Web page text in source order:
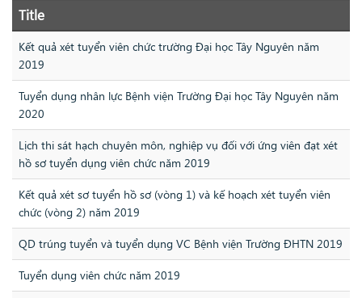
Title
Kết quả xét tuyển viên chức trường Đại học Tây Nguyên năm
2019
Tuyển dụng nhân lực Bệnh viện Trường Đại học Tây Nguyên năm
2020
Lịch thi sát hạch chuyên môn, nghiệp vụ đối với ứng viên đạt xét
hồ sơ tuyển dụng viên chức năm 2019
Kết quả xét sơ tuyển hồ sơ (vòng 1) và kế hoạch xét tuyển viên
chức (vòng 2) năm 2019
QD trúng tuyển và tuyển dụng VC Bệnh viện Trường ĐHTN 2019
Tuyển dụng viên chức năm 2019